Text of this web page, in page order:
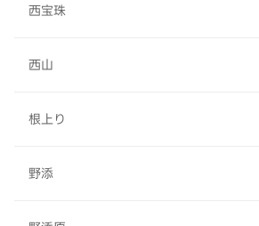
西宝珠
西山
根上り
野添